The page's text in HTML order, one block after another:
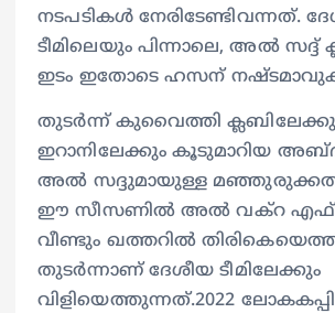
നടപടികൾ നേരിടേണ്ടിവന്നത്.
ടീമിലെയും പിന്നാലെ, അല്‍ സദ്ദ്
ഇടം ഇതോടെ ഹസന്
തുടർന്ന് കുവൈത്തി
ഇറാനിലേക്കും കൂടുമാറിയ
അല്‍ സദ്ദുമായുള്ള
ഈ സീസണില്‍ അല്‍ വക്റ
വീണ്ടും ഖത്തറില്‍
തുടർന്നാണ് ദേശീയ ടീമിലേക്കും
വിളിയെത്തുന്നത്.2022